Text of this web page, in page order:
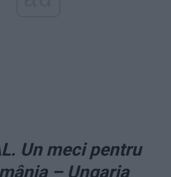
Un meci pentru
– Ungaria